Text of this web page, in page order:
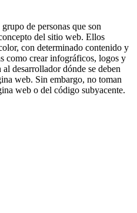
de personas que son
del sitio web. Ellos
con determinado contenido y
como crear infográficos, logos y
desarrollador dónde se deben
web. Sin embargo, no toman
web o del código subyacente.